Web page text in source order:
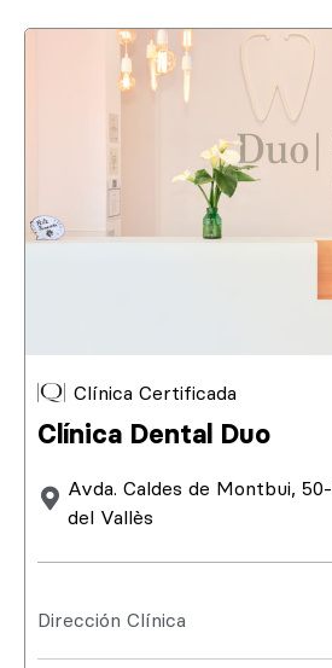
Clínica Certificada
Clínica Dental Duo
Avda. Caldes de Montbui,
del Vallès
Dirección Clínica